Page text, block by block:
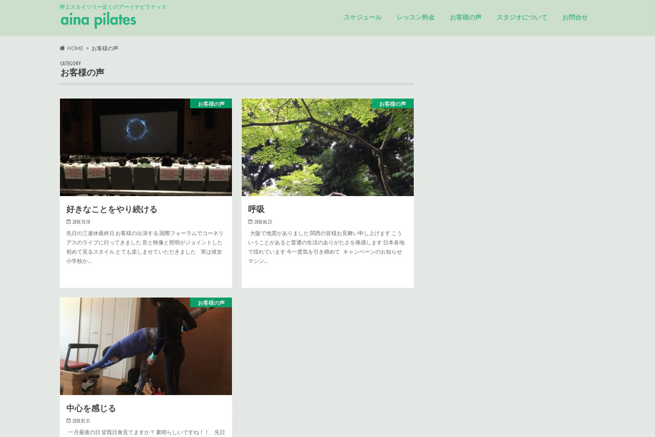
押上スカイツリー近くのアーイナピラティス
スケジュール レッスン料金 お客様の声 スタジオについて お問合せ
HOME お客様の声
CATEGORY
お客様の声
お客様の声
好きなことをやり続ける
2018.10.10
先日の三連休最終日 お客様の出演する 国際フォーラムでコーネリ
アスのライブに行ってきました 音と映像と照明がジョイントした
初めて見るスタイル とても楽しませていただきました 実は彼女
小学校か…
お客様の声
呼吸
2018.06.23
大阪で地震がありました 関西の皆様お見舞い申し上げます こう
いうことがあると普通の生活のありがたさを痛感します 日本各地
で揺れています 今一度気を引き締めて キャンペーンのお知らせ
マシン…
お客様の声
中心を感じる
2018.01.31
一月最後の日 皆既日食見てますか？ 素晴らしいですね！！ 先日